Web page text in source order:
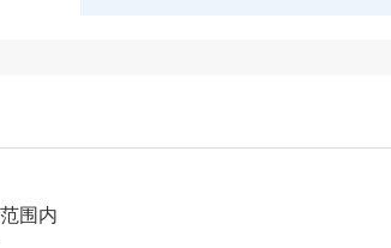
围内